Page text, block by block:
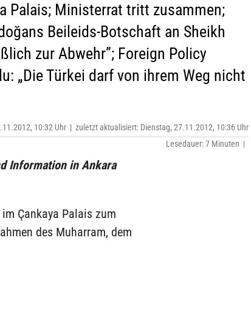
Palais; Ministerrat tritt zusammen;
Beileids-Botschaft an Sheikh
zur Abwehr”; Foreign Policy
„Die Türkei darf von ihrem Weg nicht
10:32 Uhr | zuletzt aktualisiert: Dienstag, 27.11.2012, 10:36 Uhr
Lesedauer: 7 Minuten |
Information in Ankara
Çankaya Palais zum
des Muharram, dem